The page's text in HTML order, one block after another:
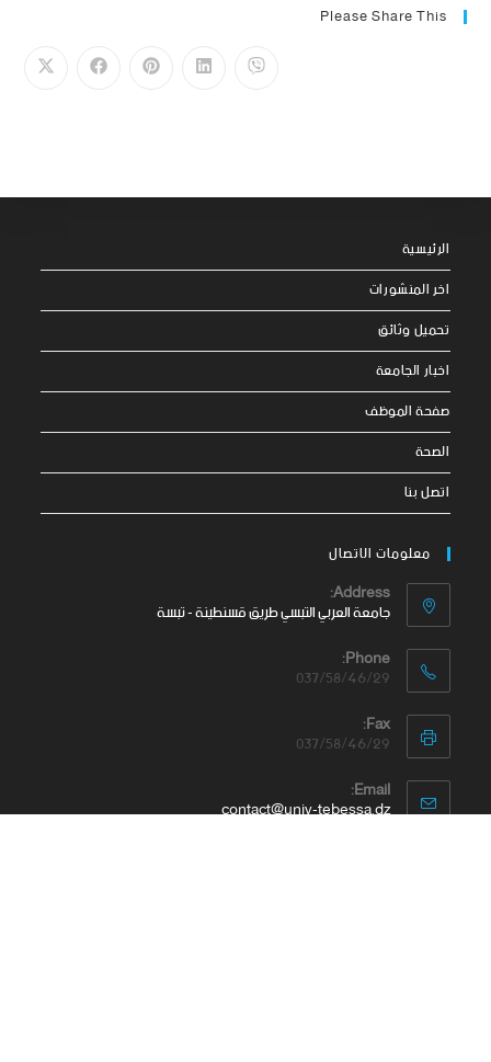
Please Share This
الرئيسية
اخر المنشورات
تحميل وثائق
اخبار الجامعة
صفحة الموظف
الصحة
اتصل بنا
معلومات الاتصال
Address:
جامعة العربي التبسي طريق قسنطينة - تبسة
Phone:
037/58/46/29
Fax:
037/58/46/29
Email:
contact@univ-tebessa.dz